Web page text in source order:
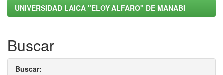
UNIVERSIDAD LAICA "ELOY ALFARO" DE MANABI
Buscar
Buscar: